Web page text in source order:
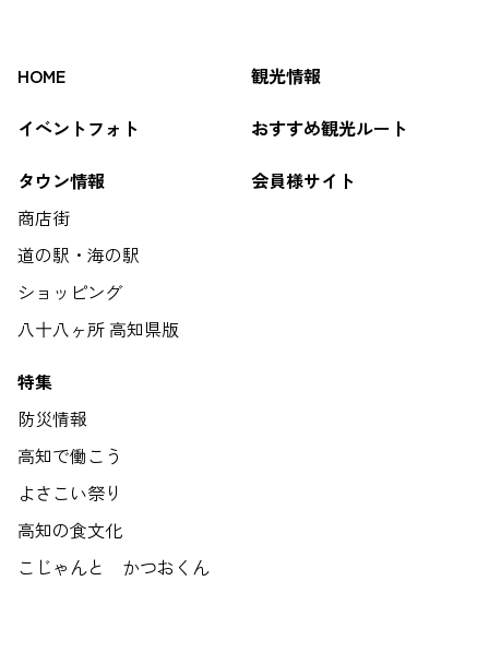
HOME
観光情報
イベントフォト
おすすめ観光ルート
タウン情報
商店街
道の駅・海の駅
ショッピング
八十八ヶ所 高知県版
会員様サイト
特集
防災情報
高知で働こう
よさこい祭り
高知の食文化
こじゃんと かつおくん